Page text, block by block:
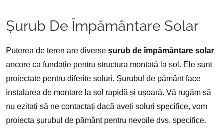
Șurub De Împământare Solar
Puterea de teren are diverse șurub de împământare solar
ancore ca fundație pentru structura montată la sol. Ele sunt
proiectate pentru diferite soluri. Șurubul de pământ face
instalarea de montare la sol rapidă și ușoară. Vă rugăm să
nu ezitați să ne contactați dacă aveți soluri specifice, vom
proiecta șurubul de pământ pentru nevoile dvs. specifice.